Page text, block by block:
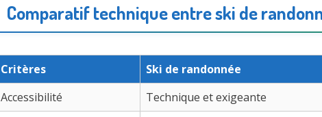
Comparatif technique entre ski de
Critères Ski de randonnée
Accessibilité
Technique et exigeante